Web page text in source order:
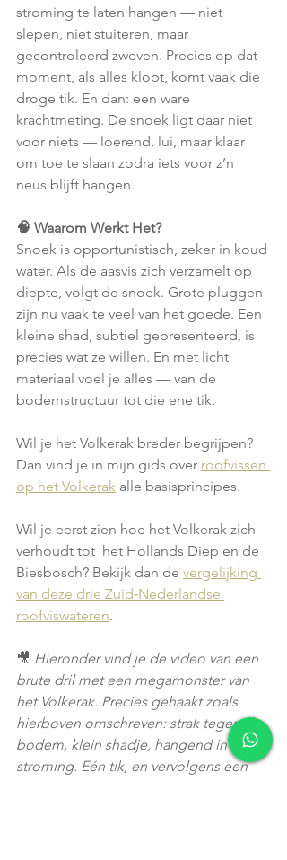
stroming te laten hangen — niet
slepen, niet stuiteren, maar
gecontroleerd zweven. Precies op dat
moment, als alles klopt, komt vaak die
droge tik. En dan: een ware
krachtmeting. De snoek ligt daar niet
voor niets — loerend, lui, maar klaar
om toe te slaan zodra iets voor z’n
neus blijft hangen.
🧠 Waarom Werkt Het?
Snoek is opportunistisch, zeker in koud
water. Als de aasvis zich verzamelt op
diepte, volgt de snoek. Grote pluggen
zijn nu vaak te veel van het goede. Een
kleine shad, subtiel gepresenteerd, is
precies wat ze willen. En met licht
materiaal voel je alles — van de
bodemstructuur tot die ene tik.
Wil je het Volkerak breder begrijpen?
Dan vind je in mijn gids over roofvissen
op het Volkerak alle basisprincipes.
Wil je eerst zien hoe het Volkerak zich
verhoudt tot  het Hollands Diep en de
Biesbosch? Bekijk dan de vergelijking
van deze drie Zuid‑Nederlandse
roofviswateren.
🎥 Hieronder vind je de video van een
brute dril met een megamonster van
het Volkerak. Precies gehaakt zoals
hierboven omschreven: strak tegen de
bodem, klein shadje, hangend in de
stroming. Eén tik, en vervolgens een